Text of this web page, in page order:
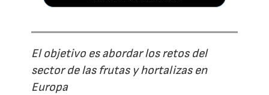
El objetivo es abordar los retos del
sector de las frutas y hortalizas en
Europa